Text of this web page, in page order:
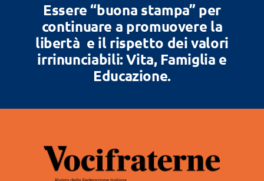
Essere “buona stampa” per
continuare a promuovere la
libertà e il rispetto dei valori
irrinunciabili: Vita, Famiglia e
Educazione.